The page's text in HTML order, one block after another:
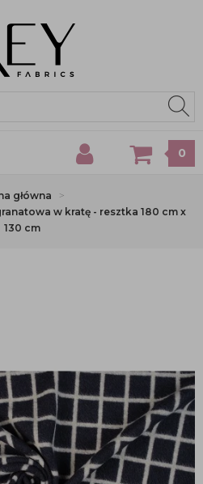
0
główna
w kratę - resztka 180 cm x
130 cm